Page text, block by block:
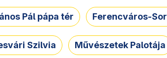
Pál pápa tér Ferencváros-
Szilvia Művészetek Palotája